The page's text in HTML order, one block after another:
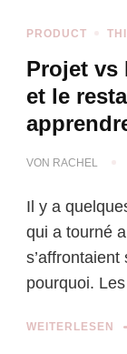
PRODUCT
Projet vs
et le
VON RACHEL
Il y a
qui a tourné
pourquoi.
WEITERLESEN